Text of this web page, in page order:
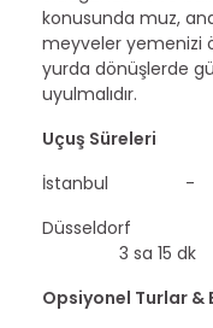
konusunda muz,
meyveler yemenizi
yurda dönüşlerde
uyulmalıdır.
Uçuş Süreleri
İstanbul -
3 sa 15 dk
Opsiyonel Turlar &